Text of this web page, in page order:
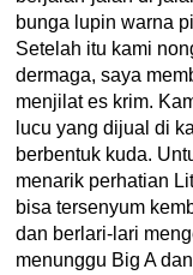
bunga lupin warna
Setelah itu kami
dermaga, saya
menjilat es krim.
lucu yang dijual di
berbentuk kuda.
menarik perhatian
bisa tersenyum
dan berlari-lari
menunggu Big A